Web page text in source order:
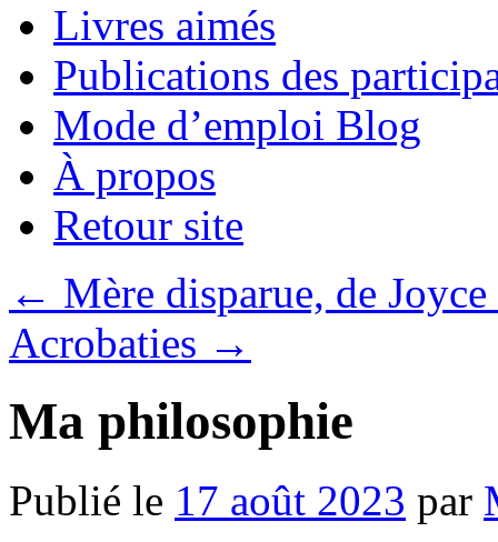
Livres aimés
Publications des
Mode d’emploi Blog
À propos
Retour site
← Mère disparue, de
Acrobaties →
Ma philosophie
Publié le 17 août 2023 par